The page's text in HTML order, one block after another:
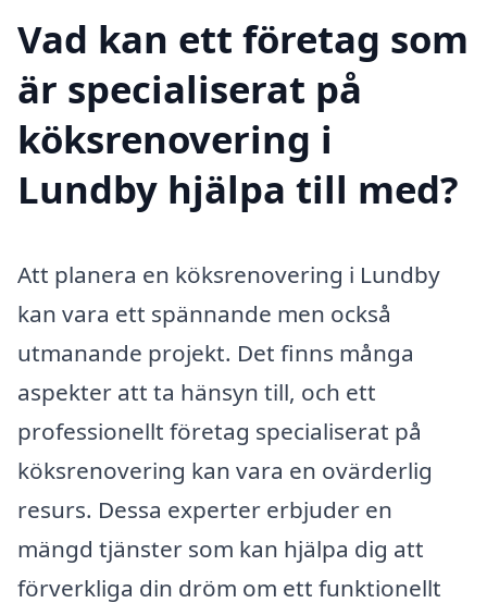
Vad kan ett företag som
är specialiserat på
köksrenovering i
Lundby hjälpa till med?
Att planera en köksrenovering i Lundby
kan vara ett spännande men också
utmanande projekt. Det finns många
aspekter att ta hänsyn till, och ett
professionellt företag specialiserat på
köksrenovering kan vara en ovärderlig
resurs. Dessa experter erbjuder en
mängd tjänster som kan hjälpa dig att
förverkliga din dröm om ett funktionellt